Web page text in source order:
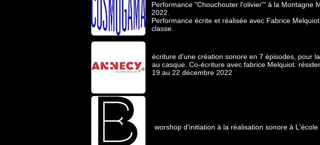
Performance "Chouchouter l'olivier'" à la Montagne
2022.
Performance écrite et réalisée avec Fabrice
classe.
écriture d'une création sonore en 7 épisodes, pour
au casque. Co-écriture avec fabrice Melquiot.
19 au 22 décembre 2022
worshop d'initiation à la réalisation sonore à